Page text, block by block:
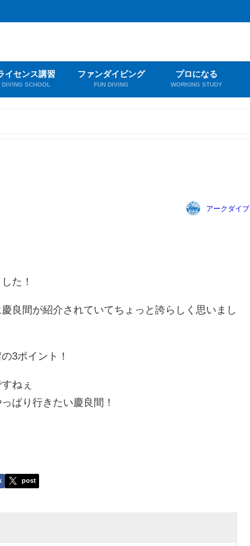
イセンス講習
DIVING SCHOOL
ファンダイビング
FUN DIVING
プロになる
WORKING STUDY
アークダイブ
た！
良間が紹介されていてちょっと誇らしく思いまし
3ポイント！
ねぇ
ぱり行きたい慶良間！
post